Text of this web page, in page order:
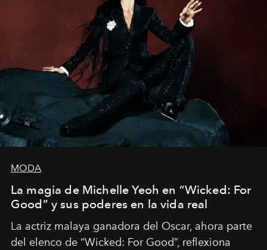
MODA
La magia de Michelle Yeoh en “Wicked: For
Good” y sus poderes en la vida real
La actriz malaya ganadora del Oscar, ahora parte
del elenco de “Wicked: For Good”, reflexiona